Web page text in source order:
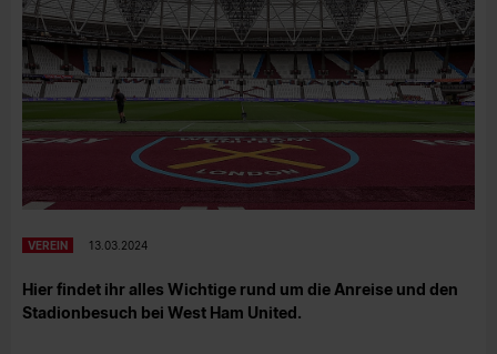
VEREIN 13.03.2024
Hier findet ihr alles Wichtige rund um die Anreise und den
Stadionbesuch bei West Ham United.